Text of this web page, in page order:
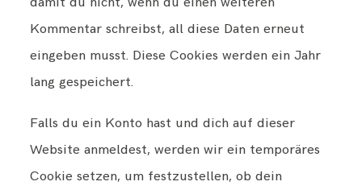
Kommentar schreibst, all diese Daten erneut
eingeben musst. Diese Cookies werden ein Jahr
lang gespeichert.
Falls du ein Konto hast und dich auf dieser
Website anmeldest, werden wir ein temporäres
Cookie setzen, um festzustellen, ob dein